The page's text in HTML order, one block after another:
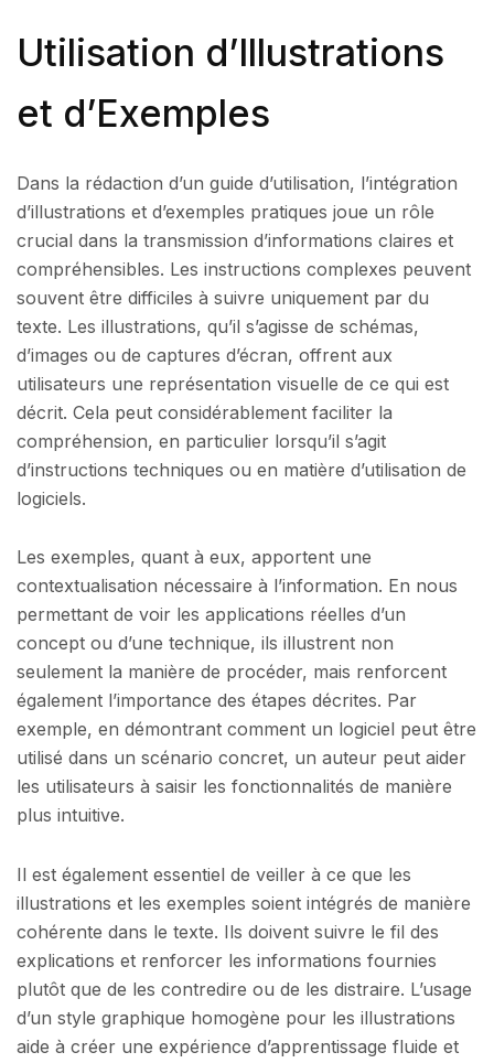
Utilisation d’Illustrations
et d’Exemples
Dans la rédaction d’un guide d’utilisation, l’intégration
d’illustrations et d’exemples pratiques joue un rôle
crucial dans la transmission d’informations claires et
compréhensibles. Les instructions complexes peuvent
souvent être difficiles à suivre uniquement par du
texte. Les illustrations, qu’il s’agisse de schémas,
d’images ou de captures d’écran, offrent aux
utilisateurs une représentation visuelle de ce qui est
décrit. Cela peut considérablement faciliter la
compréhension, en particulier lorsqu’il s’agit
d’instructions techniques ou en matière d’utilisation de
logiciels.
Les exemples, quant à eux, apportent une
contextualisation nécessaire à l’information. En nous
permettant de voir les applications réelles d’un
concept ou d’une technique, ils illustrent non
seulement la manière de procéder, mais renforcent
également l’importance des étapes décrites. Par
exemple, en démontrant comment un logiciel peut être
utilisé dans un scénario concret, un auteur peut aider
les utilisateurs à saisir les fonctionnalités de manière
plus intuitive.
Il est également essentiel de veiller à ce que les
illustrations et les exemples soient intégrés de manière
cohérente dans le texte. Ils doivent suivre le fil des
explications et renforcer les informations fournies
plutôt que de les contredire ou de les distraire. L’usage
d’un style graphique homogène pour les illustrations
aide à créer une expérience d’apprentissage fluide et